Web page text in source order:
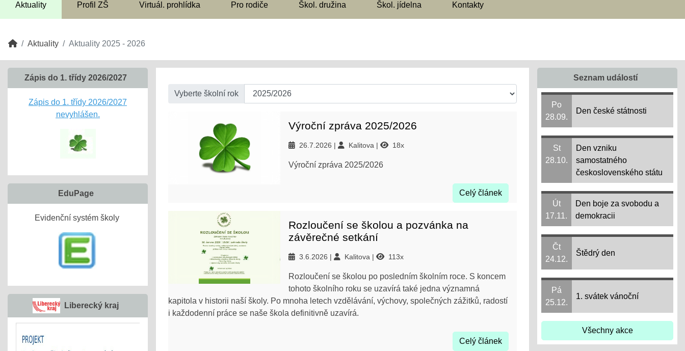
Aktuality Profil ZŠ Virtuál. prohlídka Pro rodiče Škol. družina Škol. jídelna Kontakty
Aktuality Aktuality 2025 - 2026
Vyberte školní rok
Výroční zpráva 2025/2026
26.7.2026 Kalitova 18x
Výroční zpráva 2025/2026
Celý článek
Rozloučení se školou a pozvánka na
závěrečné setkání
3.6.2026 Kalitova 113x
Rozloučení se školou po posledním školním roce. S koncem
tohoto školního roku se uzavírá také jedna významná
kapitola v historii naší školy. Po mnoha letech vzdělávání, výchovy, společných zážitků, radostí
i každodenní práce se naše škola definitivně uzavírá.
Celý článek
Zápis do 1. třídy 2026/2027
Zápis do 1. třídy 2026/2027
nevyhlášen.
EduPage
Evidenční systém školy
Liberecký kraj
Seznam událostí
Po
28.09.
Den české státnosti
St
28.10.
Den vzniku
samostatného
československého státu
Út
17.11.
Den boje za svobodu a
demokracii
Čt
24.12.
Štědrý den
Pá
25.12.
1. svátek vánoční
Všechny akce